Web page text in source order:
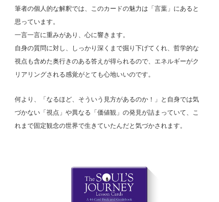
筆者の個人的な解釈では、このカードの魅力は「言葉」にあると
思っています。
一言一言に重みがあり、心に響きます。
自身の質問に対し、しっかり深くまで掘り下げてくれ、哲学的な
視点も含めた奥行きのある答えが得られるので、エネルギーがク
リアリングされる感覚がとても心地いいのです。
何より、「なるほど、そういう見方があるのか！」と自身では気
づかない「視点」や異なる「価値観」の発見が詰まっていて、こ
れまで固定観念の世界で生きていたんだと気づかされます。